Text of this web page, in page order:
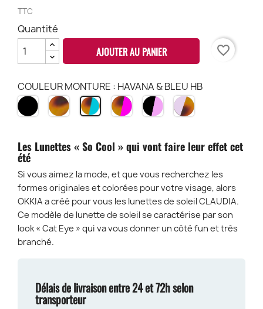
TTC
Quantité
AJOUTER AU PANIER favorite_border
COULEUR MONTURE : HAVANA & BLEU HB
NOIR
BK
HAVANA
CH
HAVANA
&
HAVANA
PINK
BLACK
&
PINK
HAVANA
Les Lunettes « So Cool » qui vont faire leur effet cet
été
Si vous aimez la mode, et que vous recherchez les
formes originales et colorées pour votre visage, alors
OKKIA a créé pour vous les lunettes de soleil CLAUDIA.
Ce modèle de lunette de soleil se caractérise par son
look « Cat Eye » qui va vous donner un côté fun et très
branché.
Délais de livraison entre 24 et 72h selon
transporteur